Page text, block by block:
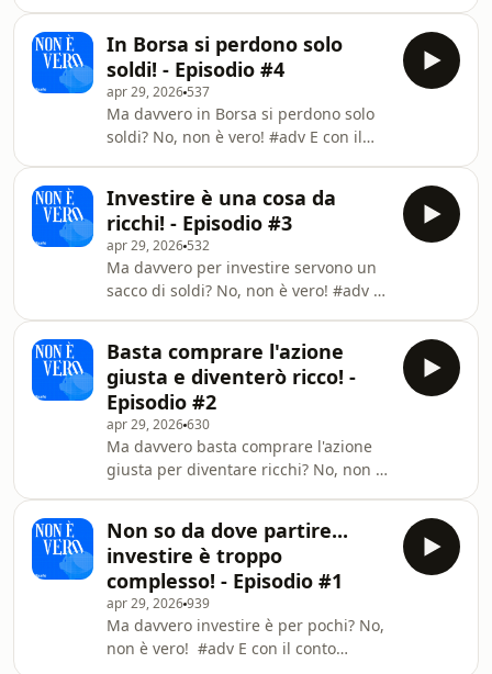
Messaggio pubblicitario con finalità
promozionale. Per tutte le condizioni
relative a
https://shorturl.at/rUS1K per te 50
Trade gratuiti da utilizzare in 3 mesi
con il codice OG050SPT. Offerta valida
per nuovi conti, leggi il regolamento
per saperne di più
https://fineco.mobi/50ordini
Messaggio pubblicitario con finalità
promozionale. Per tutte le
In Borsa si perdono solo
soldi! - Episodio #4
apr 29, 2026 537
Ma davvero in Borsa si perdono solo
soldi? No, non è vero! #adv E con il
Trade gratuiti da utilizzare in 3 mesi
con il codice OG050SPT. Offerta valida
per nuovi conti, leggi il regolamento
per saperne di più
https://fineco.mobi/50ordini
Messaggio pubblicitario con finalità
promozionale. Per tutte le condizioni
relative ai prodotti e ai
Investire è una cosa da
ricchi! - Episodio #3
apr 29, 2026 532
Ma davvero per investire servono un
sacco di soldi? No, non è vero! #adv E
Trade gratuiti da utilizzare in 3 mesi
con il codice OG050SPT. Offerta valida
per nuovi conti, leggi il regolamento
per saperne di più
https://fineco.mobi/50ordini
Messaggio pubblicitario con finalità
promozionale. Per tutte le condizioni
relative ai prodo
Basta comprare l'azione
giusta e diventerò ricco! -
Episodio #2
apr 29, 2026630
Ma davvero basta comprare l'azione
giusta per diventare ricchi? No, non è
te 50 Trade gratuiti da utilizzare in 3
mesi con il codice OG050SPT. Offerta
valida per nuovi conti, leggi il
regolamento per saperne di più
https://fineco.mobi/50ordini
Messaggio pubblicitario con finalità
Non so da dove partire...
investire è troppo
complesso! - Episodio #1
apr 29, 2026939
Ma davvero investire è per pochi? No,
non è vero! #adv E con il conto